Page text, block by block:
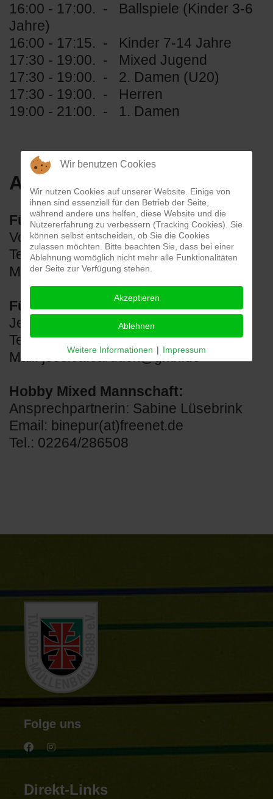
16:00 - 17:00. - Ballspiele (Kinder 3-6
Jahre)
16:00 - 17:15. - Kinder 7-14 Jahre
17:30 - 19:00. - Mixed Jugend
17:30 - 19:00. - 2. Damen (U20)
17:30 - 19:00. - Herren
19:00 - 21:00. - 1. Damen
Ansprechpartner:
Für Damen und Herren:
Volker Danneberg
Tel.: 0170/5837265
Mail:vobada@t-online.de
Für Kinder und Jugendliche:
Jessica Cardurk
Tel.: 0152 53457990
Mail:
jessica.carduck@gmx.de
Hobby Mixed Mannschaft:
Ansprechpartnerin: Sabine Lüsebrink
Email: binepur(at)freenet.de
Tel.: 02264/286508
Folge uns
Direkt-Links
Wir benutzen Cookies
Wir nutzen Cookies auf unserer Website. Einige von
ihnen sind essenziell für den Betrieb der Seite,
während andere uns helfen, diese Website und die
Nutzererfahrung zu verbessern (Tracking Cookies). Sie
können selbst entscheiden, ob Sie die Cookies
zulassen möchten. Bitte beachten Sie, dass bei einer
Ablehnung womöglich nicht mehr alle Funktionalitäten
der Seite zur Verfügung stehen.
Akzeptieren
Ablehnen
Weitere Informationen | Impressum